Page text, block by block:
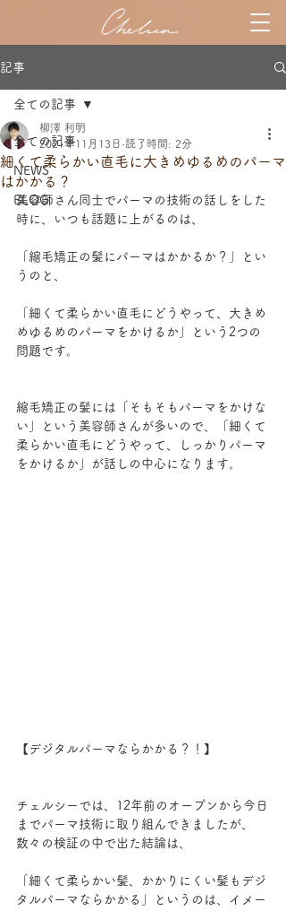
記事
全ての記事
NEWS
BLOG
全ての記事
細くて柔らかい直毛に大きめゆるめのパーマ
はかかる？
柳澤 利明
2021年11月13日 読了時間: 2分
美容師さん同士でパーマの技術の話しをした
時に、いつも話題に上がるのは、
「縮毛矯正の髪にパーマはかかるか？」とい
うのと、
「細くて柔らかい直毛にどうやって、大きめ
めゆるめのパーマをかけるか」という2つの
問題です。
縮毛矯正の髪には「そもそもパーマをかけな
い」という美容師さんが多いので、「細くて
柔らかい直毛にどうやって、しっかりパーマ
をかけるか」が話しの中心になります。
【デジタルパーマならかかる？！】
チェルシーでは、12年前のオープンから今日
までパーマ技術に取り組んできましたが、
数々の検証の中で出た結論は、
「細くて柔らかい髪、かかりにくい髪もデジ
タルパーマならかかる」というのは、イメー